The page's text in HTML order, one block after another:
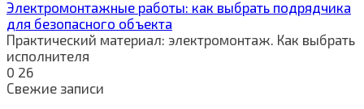
Электромонтажные работы: как выбрать подрядчика
для безопасного объекта
Практический материал: электромонтаж. Как выбрать
исполнителя
0 26
Свежие записи